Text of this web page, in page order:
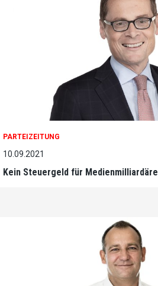
PARTEIZEITUNG
10.09.2021
Kein Steuergeld für Medienmilliardäre